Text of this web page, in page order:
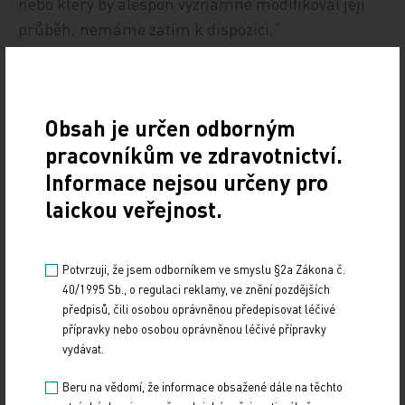
průběh, nemáme zatím k dispozici,“
poznamenává doc. Holmerová.
médium tak velký prostor člověku, který se
vyjadřuje k medicínským problémům bez
vědeckých důkazů a působí tedy na pacienty jako
autorita v oboru? „Český rozhlas zve do svého
vysílání pana Calábka právě proto, že je
názorům, které mapují danou skutečnost z jiného
úhlu pohledu. ČRo nicméně poskytuje velký
prostor odborníkům na danou problematiku, tedy
lékařům,“ uvedl na dotaz MT mluvčí rozhlasu Jiří
Hošna. Jenže důchodce slyší půlhodinu vyprávět
Obsah je určen odborným
pracovníkům ve zdravotnictví.
Informace nejsou určeny pro
laickou veřejnost.
Potvrzuji, že jsem odborníkem ve smyslu §2a Zákona č.
40/1995 Sb., o regulaci reklamy, ve znění pozdějších
předpisů, čili osobou oprávněnou předepisovat léčivé
přípravky nebo osobou oprávněnou léčivé přípravky
vydávat.
Beru na vědomí, že informace obsažené dále na těchto